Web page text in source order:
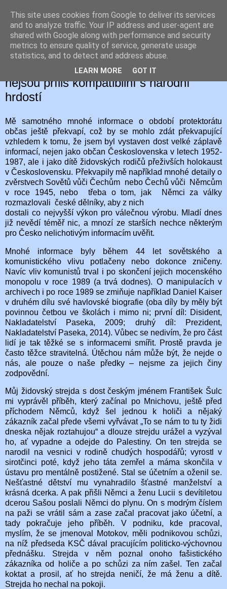
Hegaion Č
27. 5. 2026
Česko za nacistů – léta 1938-1945
nejsou příliš kompatibilní s národní
hrdostí
Mě samotného mnohé informace o období protektorátu
občas ještě překvapí, což by se mohlo zdát překvapující
vzhledem k tomu, že jsem byl vystaven dost velké záplavě
informací, nejen jako občan Československa v letech 1952-
1987, ale i jako dítě židovských rodičů přeživších holokaust
v Československu. Překvapily mě například mnohé detaily o
zvěrstvech Sovětů vůči Čechům nebo Čechů vůči Němcům
v roce 1945, nebo třeba o tom, jak Němci za války
rozmazlovali české dělníky, aby z nich
dostali co nejvyšší výkon pro válečnou výrobu. Mladí dnes
již nevědí téměř nic, a mnozí ze starších nechce některým
pro Česko nelichotivým informacím uvěřit.
Mnohé informace byly během 44 let sovětského a
komunistického vlivu potlačeny nebo dokonce zničeny.
Navíc vliv komunistů trval i po skončení jejich mocenského
monopolu v roce 1989 (a trvá dodnes). O manipulacích v
archivech i po roce 1989 se zmiňuje například Daniel Kaiser
v druhém dílu své havlovské biografie (oba díly by měly být
povinnou četbou ve školách i mimo ni; první díl: Disident,
Nakladatelství Paseka, 2009; druhý díl: Prezident,
Nakladatelství Paseka, 2014). Vůbec se nedivím, že pro část
lidí je tak těžké se s informacemi smířit. Prostě pravda je
často těžce stravitelná. Útěchou nám může být, že nejde o
nás, ale pouze o naše předky – nejsme za jejich činy
zodpovědní.
Můj židovský strejda s dost českým jménem František Šulc
mi vyprávěl příběh, který začínal po Mnichovu, ještě před
příchodem Němců, když šel jednou k holiči a nějaký
zákazník začal přede všemi vyřvávat „To se nám to tu ty židi
dneska nějak roztahujou“ a dlouze strejdu urážel a vyzýval
ho, ať vypadne a odejde do Palestiny. On ten strejda se
narodil na vesnici v rodině chudých hospodářů; vyrostl v
sirotčinci poté, když jeho táta zemřel a máma skončila v
ústavu pro mentálně postižené. Stal se účetním a oženil se.
Nešťastné dětství mu vynahradilo šťastné manželství a
krásná dcerka. A pak přišli Němci a ženu Lucii s devítiletou
dcerou Sašou poslali Němci do plynu. On s modrým číslem
na paži se vrátil sám a zase začal pracovat jako účetní, a
tady pokračuje jeho příběh. V podniku, kde pracoval,
myslím, že se jmenoval Motokov, měli podnikovou schůzi,
na níž předseda KSČ dával pracujícím politicko-výchovnou
přednášku. Strejda v něm poznal onoho fašistického
zákazníka od holiče a po schůzi za ním zašel. Ten začal
koktat a prosil, ať ho strejda neničí, že má ženu a dítě.
Strejda ho nechal na pokoji.
This site uses cookies from Google to deliver its services
and to analyze traffic. Your IP address and user-agent are
shared with Google along with performance and security
metrics to ensure quality of service, generate usage
statistics, and to detect and address abuse.
LEARN MORE GOT IT